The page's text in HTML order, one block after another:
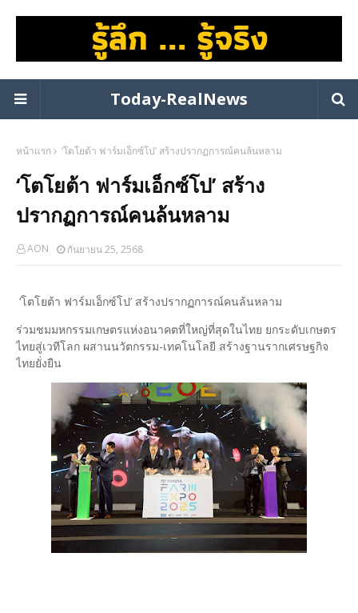
Today-RealNews
หน้าแรก ‘โตโยต้า ฟาร์มเอ็กซ์โป’ สร้างปรากฏการณ์คนล้นหลาม
‘โตโยต้า ฟาร์มเอ็กซ์โป’ สร้าง
ปรากฏการณ์คนล้นหลาม
AON กันยายน 25, 2568
‘โตโยต้า ฟาร์มเอ็กซ์โป’ สร้างปรากฏการณ์คนล้นหลาม
ร่วมชมมหกรรมเกษตรแห่งอนาคตที่ใหญ่ที่สุดในไทย ยกระดับเกษตร
ไทยสู่เวทีโลก ผสานนวัตกรรม-เทคโนโลยี สร้างฐานรากเศรษฐกิจ
ไทยยั่งยืน